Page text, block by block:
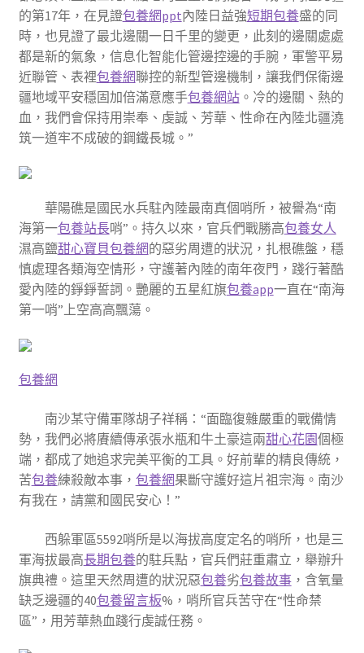
的第17年，在見證包養網ppt內陸日益強短期包養盛的同
時，也見證了最北邊關一日千里的變更，此刻的邊關處處
都是新的氣象，信息化智能化管邊控邊的手腕，軍警平易
近聯管、表裡包養網聯控的新型管邊機制，讓我們保衛邊
疆地域平安穩固加倍滿意應手包養網站。冷的邊關、熱的
血，我們會保持用崇奉、虔誠、芳華、性命在內陸北疆澆
筑一道牢不成破的鋼鐵長城。”
華陽礁是國民水兵駐內陸最南真個哨所，被譽為“南
海第一包養站長哨”。持久以來，官兵們戰勝高包養女人
濕高鹽甜心寶貝包養網的惡劣周遭的狀況，扎根礁盤，穩
慎處理各類海空情形，守護著內陸的南年夜門，踐行著酷
愛內陸的錚錚誓詞。艷麗的五星紅旗包養app一直在“南海
第一哨”上空高高飄蕩。
包養網
南沙某守備軍隊胡子祥稱：“面臨復雜嚴重的戰備情
勢，我們必將賡續傳承張水瓶和牛土豪這兩甜心花園個極
端，都成了她追求完美平衡的工具。好前輩的精良傳統，
苦包養練殺敵本事， 包養網果斷守護好這片祖宗海。南沙
有我在，請黨和國民安心！”
西躲軍區5592哨所是以海拔高度定名的哨所，也是三
軍海拔最高長期包養的駐兵點，官兵們莊重肅立，舉辦升
旗典禮。這里天然周遭的狀況惡包養劣包養故事，含氧量
缺乏邊疆的40包養留言板%，哨所官兵苦守在“性命禁
區”，用芳華熱血踐行虔誠任務。